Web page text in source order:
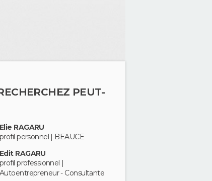
PEUT-
Elie RAGARU
profil personnel | BEAUCE
Edit RAGARU
profil professionnel |
Autoentrepreneur - Consultante